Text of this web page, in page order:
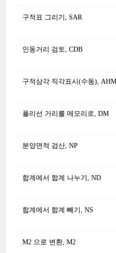
구적표 그리기, SAR
인동거리 검토, CDB
구적삼각 직각표시(수동), AHM
폴리선 거리를 메모리로, DM
분양면적 검산, NP
합계에서 합계 나누기, ND
합계에서 합계 빼기, NS
M2 으로 변환, M2